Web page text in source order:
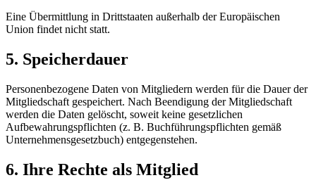
Eine Übermittlung in Drittstaaten außerhalb der Europäischen
Union findet nicht statt.
5. Speicherdauer
Personenbezogene Daten von Mitgliedern werden für die Dauer der
Mitgliedschaft gespeichert. Nach Beendigung der Mitgliedschaft
werden die Daten gelöscht, soweit keine gesetzlichen
Aufbewahrungspflichten (z. B. Buchführungspflichten gemäß
Unternehmensgesetzbuch) entgegenstehen.
6. Ihre Rechte als Mitglied